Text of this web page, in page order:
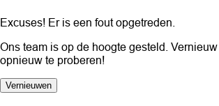
Excuses! Er is een fout opgetreden.
Ons team is op de hoogte gesteld.
opnieuw te proberen!
Vernieuwen